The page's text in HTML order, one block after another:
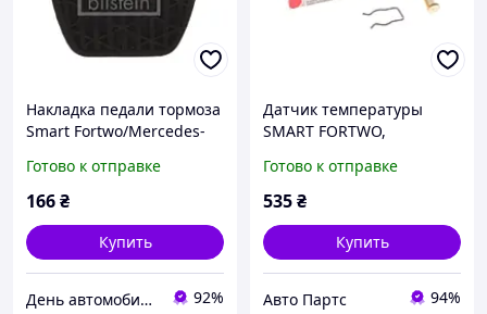
Накладка педали тормоза
Smart Fortwo/Mercedes-
BILSTEIN (07534)
Готово к отправке
166₴
Купить
День автомобилиста 92%
Датчик температуры
SMART FORTWO,
MERCEDES-BENZ E-CLASS,
FEBI BILSTEIN (34074)
Готово к отправке
535₴
Купить
Авто Партс 94%